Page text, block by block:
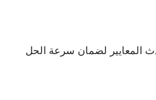
المعايير لضمان سرعة الحل